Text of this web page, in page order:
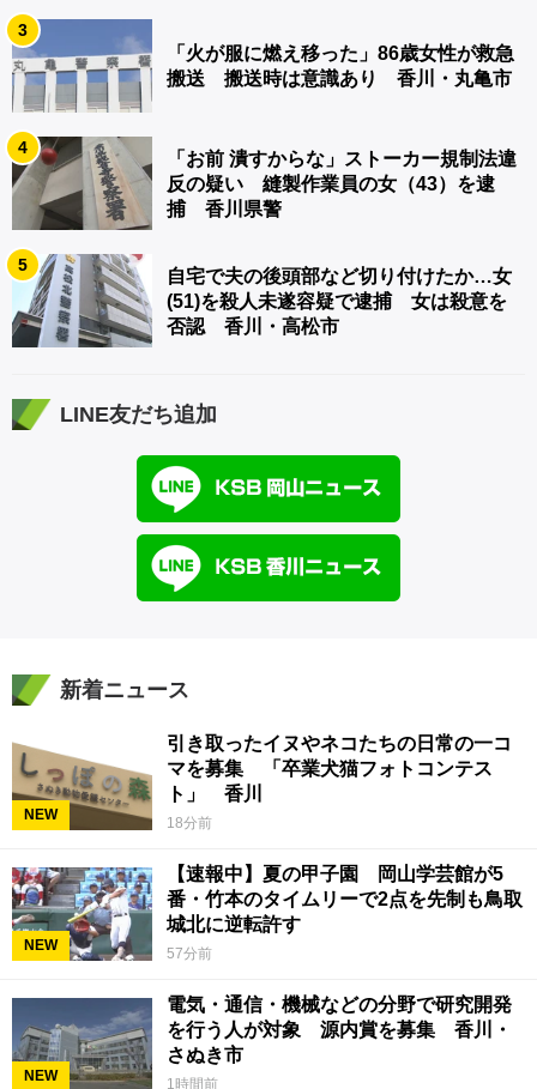
3
「火が服に燃え移った」86歳女性が救急
搬送 搬送時は意識あり 香川・丸亀市
4
「お前 潰すからな」ストーカー規制法違
反の疑い 縫製作業員の女（43）を逮
捕 香川県警
5
自宅で夫の後頭部など切り付けたか…女
(51)を殺人未遂容疑で逮捕 女は殺意を
否認 香川・高松市
LINE友だち追加
新着ニュース
NEW
引き取ったイヌやネコたちの日常の一コ
マを募集 「卒業犬猫フォトコンテス
ト」 香川
18分前
NEW
【速報中】夏の甲子園 岡山学芸館が5
番・竹本のタイムリーで2点を先制も鳥取
城北に逆転許す
57分前
NEW
電気・通信・機械などの分野で研究開発
を行う人が対象 源内賞を募集 香川・
さぬき市
1時間前